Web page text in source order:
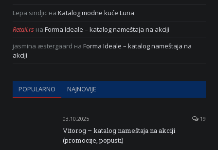
Lepa sindjic на Katalog modne kuće Luna
Retail.rs на Forma Ideale – katalog nameštaja na akciji
jasmina æstergaard на Forma Ideale – katalog nameštaja na
akciji
POPULARNO NAJNOVIJE
03.10.2025 19
Vitorog – katalog nameštaja na akciji
(promocije, popusti)